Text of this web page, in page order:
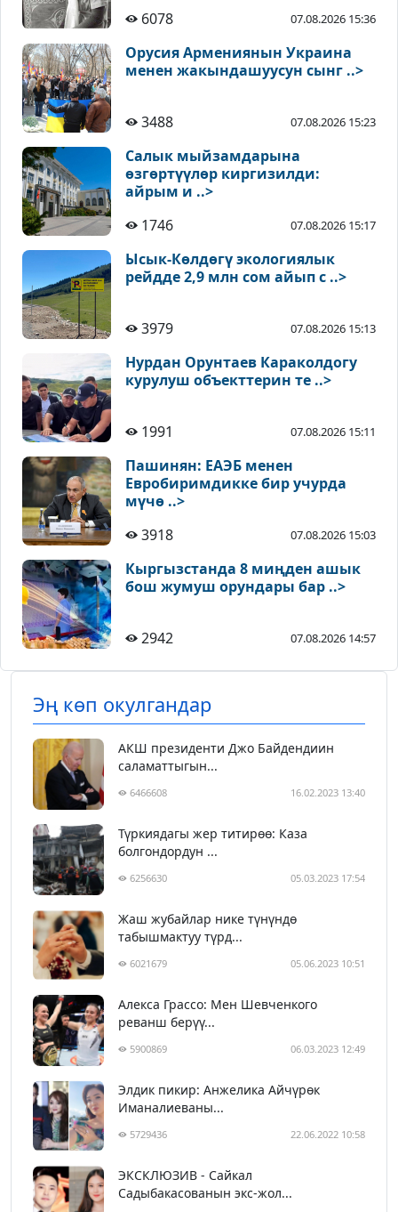
6078 07.08.2026 15:36
Орусия Армениянын Украина
менен жакындашуусун сынг ..>
3488 07.08.2026 15:23
Салык мыйзамдарына
өзгөртүүлөр киргизилди:
айрым и ..>
1746
07.08.2026 15:17
Ысык-Көлдөгү экологиялык
рейдде 2,9 млн сом айып с ..>
3979 07.08.2026 15:13
Нурдан Орунтаев Караколдогу
курулуш объекттерин те ..>
1991 07.08.2026 15:11
Пашинян: ЕАЭБ менен
Евробиримдикке бир учурда
мүчө ..>
3918
07.08.2026 15:03
Кыргызстанда 8 миңден ашык
бош жумуш орундары бар ..>
2942 07.08.2026 14:57
Эң көп окулгандар
АКШ президенти Джо Байдендиин
саламаттыгын...
6466608 16.02.2023 13:40
Түркиядагы жер титирөө: Каза
болгондордун ...
6256630 05.03.2023 17:54
Жаш жубайлар нике түнүндө
табышмактуу түрд...
6021679 05.06.2023 10:51
Алекса Грассо: Мен Шевченкого
реванш берүү...
5900869 06.03.2023 12:49
Элдик пикир: Анжелика Айчүрөк
Иманалиеваны...
5729436 22.06.2022 10:58
ЭКСКЛЮЗИВ - Сайкал
Садыбакасованын экс-жол...